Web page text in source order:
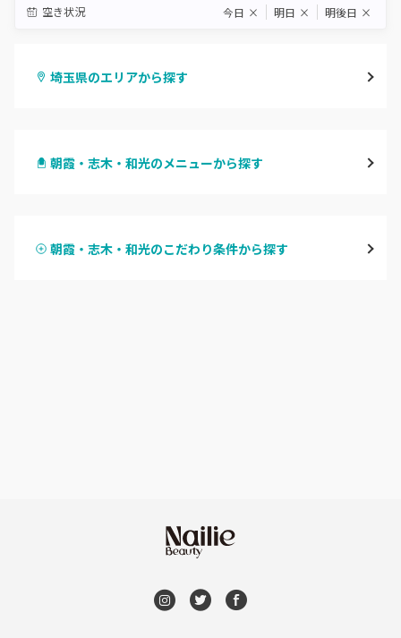
空き状況 今日 × 明日 × 明後日 ×
埼玉県のエリアから探す
与野
ふじみ野・鶴瀬・上福岡
朝霞・志木・和光のメニューから探す
ハンドスカルプ
朝霞・志木・和光のこだわり条件から探す